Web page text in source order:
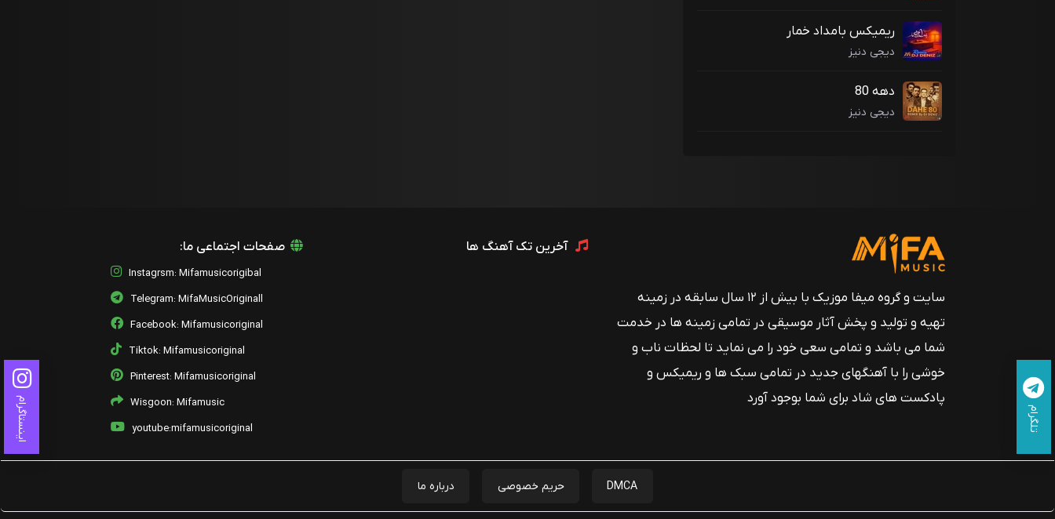
ریمیکس بامداد خمار
دیجی دنیز
دهه 80
دیجی دنیز
سایت و گروه میفا موزیک با بیش از ۱۲ سال سابقه در زمینه
تهیه و تولید و پخش آثار موسیقی در تمامی زمینه ها در خدمت
شما می باشد و تمامی سعی خود را می نماید تا لحظات ناب و
خوشی را با آهنگهای جدید در تمامی سبک ها و ریمیکس و
پادکست های شاد برای شما بوجود آورد
آخرین تک آهنگ ها صفحات اجتماعی ما:
Instagrsm: Mifamusicorigibal
Telegram: MifaMusicOriginall
Facebook: Mifamusicoriginal
Tiktok: Mifamusicoriginal
Pinterest: Mifamusicoriginal
Wisgoon: Mifamusic
youtube:mifamusicoriginal
DMCA حریم خصوصی درباره ما
اینستاگرام تلگرام